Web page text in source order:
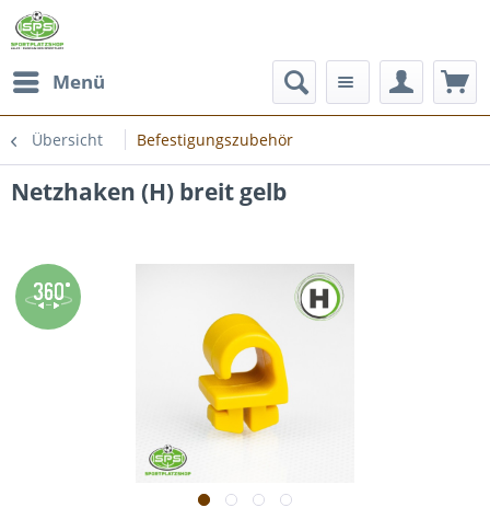
Menü
Übersicht Befestigungszubehör
Netzhaken (H) breit gelb